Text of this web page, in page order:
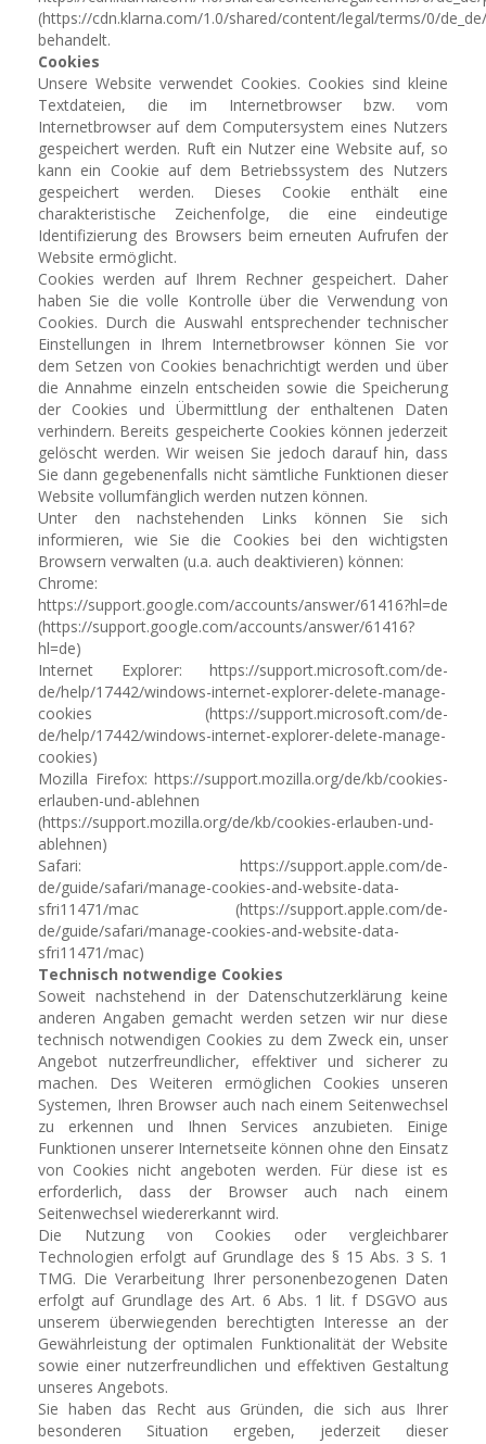
(https://cdn.klarna.com/1.0/shared/content/legal/terms/0/
behandelt.
Cookies
Unsere Website verwendet Cookies. Cookies sind kleine
Textdateien, die im Internetbrowser bzw. vom
Internetbrowser auf dem Computersystem eines Nutzers
gespeichert werden. Ruft ein Nutzer eine Website auf, so
kann ein Cookie auf dem Betriebssystem des Nutzers
gespeichert werden. Dieses Cookie enthält eine
charakteristische Zeichenfolge, die eine eindeutige
Identifizierung des Browsers beim erneuten Aufrufen der
Website ermöglicht.
Cookies werden auf Ihrem Rechner gespeichert. Daher
haben Sie die volle Kontrolle über die Verwendung von
Cookies. Durch die Auswahl entsprechender technischer
Einstellungen in Ihrem Internetbrowser können Sie vor
dem Setzen von Cookies benachrichtigt werden und über
die Annahme einzeln entscheiden sowie die Speicherung
der Cookies und Übermittlung der enthaltenen Daten
verhindern. Bereits gespeicherte Cookies können jederzeit
gelöscht werden. Wir weisen Sie jedoch darauf hin, dass
Sie dann gegebenenfalls nicht sämtliche Funktionen dieser
Website vollumfänglich werden nutzen können.
Unter den nachstehenden Links können Sie sich
informieren, wie Sie die Cookies bei den wichtigsten
Browsern verwalten (u.a. auch deaktivieren) können:
Chrome:
https://support.google.com/accounts/answer/61416?hl=de
(https://support.google.com/accounts/answer/61416?
hl=de)
Internet Explorer: https://support.microsoft.com/de-
de/help/17442/windows-internet-explorer-delete-manage-
cookies (https://support.microsoft.com/de-
de/help/17442/windows-internet-explorer-delete-manage-
cookies)
Mozilla Firefox: https://support.mozilla.org/de/kb/cookies-
erlauben-und-ablehnen
(https://support.mozilla.org/de/kb/cookies-erlauben-und-
ablehnen)
Safari: https://support.apple.com/de-
de/guide/safari/manage-cookies-and-website-data-
sfri11471/mac (https://support.apple.com/de-
de/guide/safari/manage-cookies-and-website-data-
sfri11471/mac)
Technisch notwendige Cookies
Soweit nachstehend in der Datenschutzerklärung keine
anderen Angaben gemacht werden setzen wir nur diese
technisch notwendigen Cookies zu dem Zweck ein, unser
Angebot nutzerfreundlicher, effektiver und sicherer zu
machen. Des Weiteren ermöglichen Cookies unseren
Systemen, Ihren Browser auch nach einem Seitenwechsel
zu erkennen und Ihnen Services anzubieten. Einige
Funktionen unserer Internetseite können ohne den Einsatz
von Cookies nicht angeboten werden. Für diese ist es
erforderlich, dass der Browser auch nach einem
Seitenwechsel wiedererkannt wird.
Die Nutzung von Cookies oder vergleichbarer
Technologien erfolgt auf Grundlage des § 15 Abs. 3 S. 1
TMG. Die Verarbeitung Ihrer personenbezogenen Daten
erfolgt auf Grundlage des Art. 6 Abs. 1 lit. f DSGVO aus
unserem überwiegenden berechtigten Interesse an der
Gewährleistung der optimalen Funktionalität der Website
sowie einer nutzerfreundlichen und effektiven Gestaltung
unseres Angebots.
Sie haben das Recht aus Gründen, die sich aus Ihrer
besonderen Situation ergeben, jederzeit dieser